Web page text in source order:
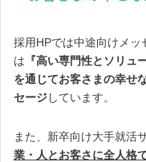
採用HPでは中途向けメ
は 『高い専門性とソリュ
を通じてお客さまの幸せ
セージしています。
また、新卒向け大手就活
業・人とお客さに全人格